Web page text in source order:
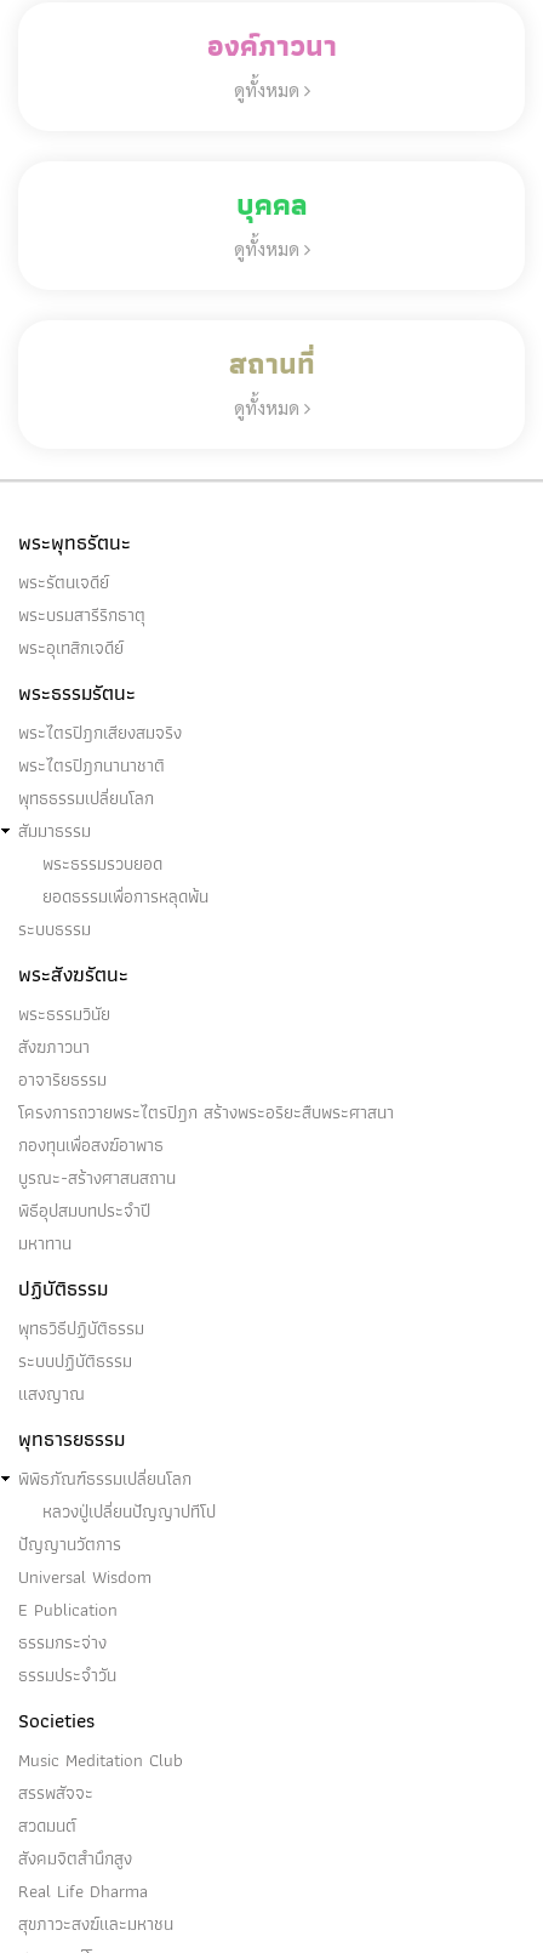
องค์ภาวนา
ดูทั้งหมด
บุคคล
ดูทั้งหมด
สถานที่
ดูทั้งหมด
พระพุทธรัตนะ
พระรัตนเจดีย์
พระบรมสารีริกธาตุ
พระอุเทสิกเจดีย์
พระธรรมรัตนะ
พระไตรปิฎกเสียงสมจริง
พระไตรปิฎกนานาชาติ
พุทธธรรมเปลี่ยนโลก
สัมมาธรรม
พระธรรมรวบยอด
ยอดธรรมเพื่อการหลุดพ้น
ระบบธรรม
พระสังฆรัตนะ
พระธรรมวินัย
สังฆภาวนา
อาจาริยธรรม
โครงการถวายพระไตรปิฎก สร้างพระอริยะสืบพระศาสนา
กองทุนเพื่อสงฆ์อาพาธ
บูรณะ-สร้างศาสนสถาน
พิธีอุปสมบทประจำปี
มหาทาน
ปฏิบัติธรรม
พุทธวิธีปฏิบัติธรรม
ระบบปฏิบัติธรรม
แสงญาณ
พุทธารยธรรม
พิพิธภัณฑ์ธรรมเปลี่ยนโลก
หลวงปู่เปลี่ยนปัญญาปทีโป
ปัญญานวัตการ
Universal Wisdom
E Publication
ธรรมกระจ่าง
ธรรมประจำวัน
Societies
Music Meditation Club
สรรพสัจจะ
สวดมนต์
สังคมจิตสำนึกสูง
Real Life Dharma
สุขภาวะสงฆ์และมหาชน